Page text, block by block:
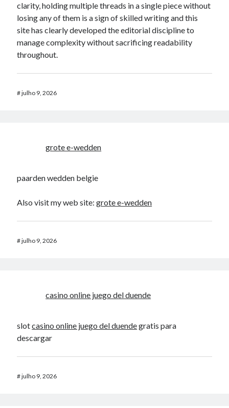
clarity, holding multiple threads in a single piece without
losing any of them is a sign of skilled writing and this
site has clearly developed the editorial discipline to
manage complexity without sacrificing readability
throughout.
#julho 9, 2026
grote e-wedden
paarden wedden belgie
Also visit my web site:grote e-wedden
#julho 9, 2026
casino online juego del duende
slotcasino online juego del duendegratis para
descargar
#julho 9, 2026